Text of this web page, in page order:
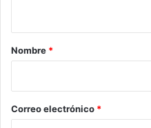
r
*
Nombre *
Correo electrónico *